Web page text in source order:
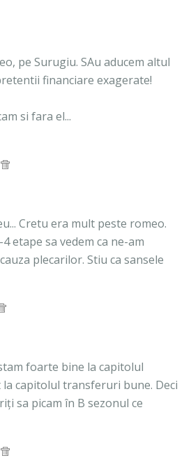
pe Surugiu. SAu aducem altul
financiare exagerate!
si fara el...
Cretu era mult peste romeo.
etape sa vedem ca ne-am
plecarilor. Stiu ca sansele
foarte bine la capitolul
capitolul transferuri bune. Deci
sa picam în B sezonul ce